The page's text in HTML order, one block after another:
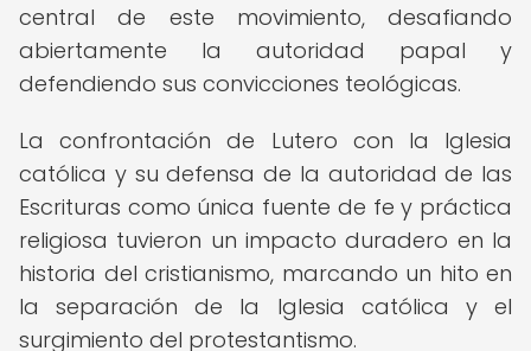
central de este movimiento, desafiando
abiertamente la autoridad papal y
defendiendo sus convicciones teológicas.
La confrontación de Lutero con la Iglesia
católica y su defensa de la autoridad de las
Escrituras como única fuente de fe y práctica
religiosa tuvieron un impacto duradero en la
historia del cristianismo, marcando un hito en
la separación de la Iglesia católica y el
surgimiento del protestantismo.